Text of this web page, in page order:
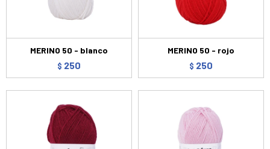
MERINO 50 - blanco
$ 250
MERINO 50 - rojo
$ 250